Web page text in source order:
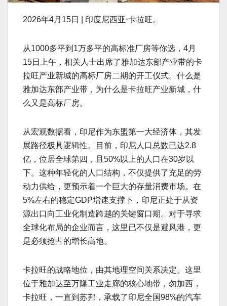
2026年4月15日 | 印度尼西亚·卡拉旺。
从1000多平到1万多平的高标准厂房等你选，4月
15日上午，相关人士出席了雅加达东部产业带的卡
拉旺产业新城的高标厂房二期的开工仪式。什么是
雅加达东部产业带，为什么是卡拉旺产业新城，什
么又是高标厂房。
从宏观数据看，印尼作为东盟第一大经济体，其发
展路径极具逻辑性。目前，印尼人口总数已达2.8
亿，位居全球第四，且50%以上的人口在30岁以
下。这种年轻化的人口结构，不仅提供了充足的劳
动力供给，更预示着一个巨大的存量消费市场。在
5%左右的稳定GDP增速支撑下，印尼正处于从资
源出口向工业化制造跨越的关键窗口期。对于寻求
全球化布局的企业而言，这里已不仅是避风港，更
是必须抢占的增长高地。
卡拉旺的战略地位，由其地理空间关系决定。这里
位于雅加达至万隆工业走廊的核心地带，勿加西，
卡拉旺，一直到苏邦，承载了印尼全国98%的汽车